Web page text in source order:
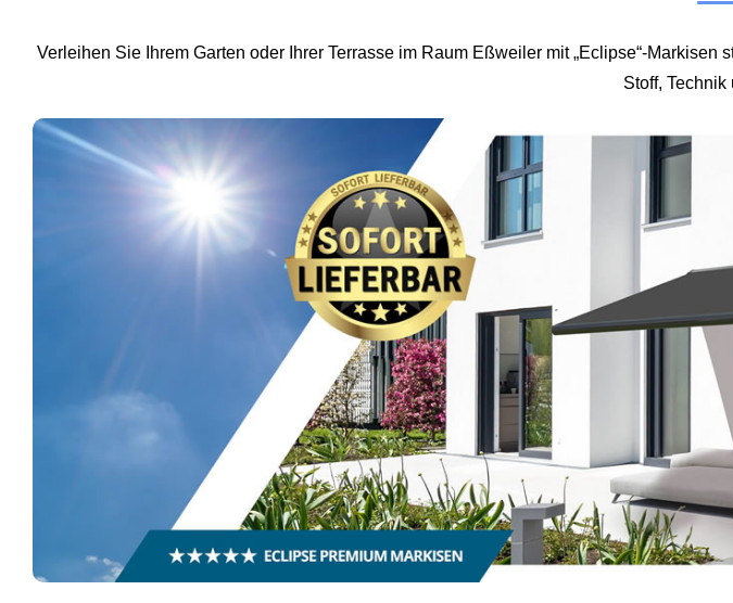
Verleihen Sie Ihrem Garten oder Ihrer Terrasse im Raum Eßweiler mit „Eclipse“-
Stoff, Technik